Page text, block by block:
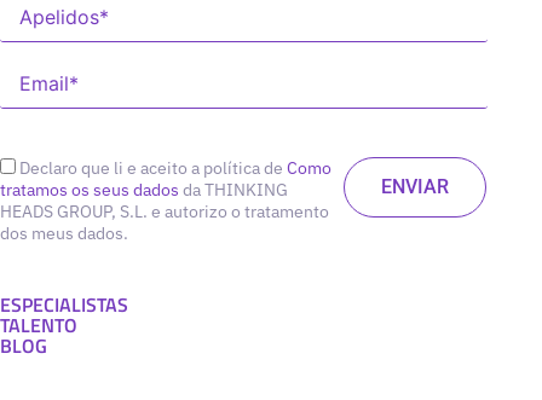
Declaro que li e aceito a política de Como
tratamos os seus dados da THINKING
HEADS GROUP, S.L. e autorizo o tratamento
dos meus dados.
ESPECIALISTAS
TALENTO
BLOG